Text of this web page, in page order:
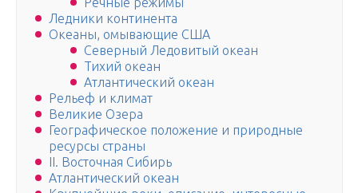
Ледники континента
Океаны, омывающие США
Северный Ледовитый океан
Тихий океан
Атлантический океан
Рельеф и климат
Великие Озера
Географическое положение и природные
ресурсы страны
II. Восточная Сибирь
Атлантический океан